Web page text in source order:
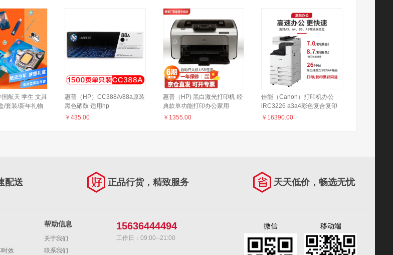
航天 学生 文具
/套装/新年礼物
+电动橡皮擦+桌
惠普（HP）CC388A/88a原装
黑色硒鼓 适用hp
1106/1108/M1213/1216/1136/M202/M226/M126/M128
￥ 435.00
惠普（HP) 黑白激光打印机 经
典款单功能打印办公家用
P1108 usb/打印/热门款
￥ 1355.00
佳能（Canon）打印机办公
iRC3226 a3a4彩色复合复印
机含输稿器工作台（双面打印/
￥ 16390.00
配送 正品行货，精致服务 天天低价，畅选无忧
时效
帮助信息
关于我们
联系我们
15636444494
工作日：09:00--21:00
微信 移动端